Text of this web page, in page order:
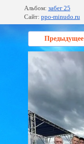
Альбом: забег 25
Сайт: ppo-minudo.ru
Предыдущее